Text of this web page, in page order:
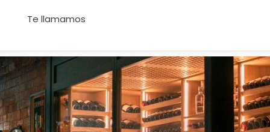
Te llamamos